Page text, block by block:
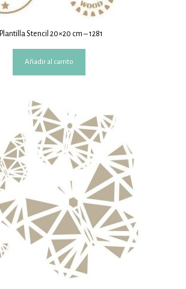
Plantilla Stencil 20×20 cm – 1281
Añadir al carrito